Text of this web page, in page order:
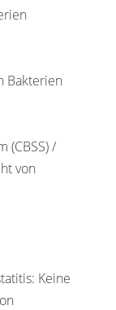
Bakterien
(CBSS) /
von
Keine